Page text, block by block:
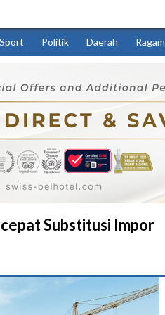
Sport Politik Daerah Ragam
Substitusi Impor